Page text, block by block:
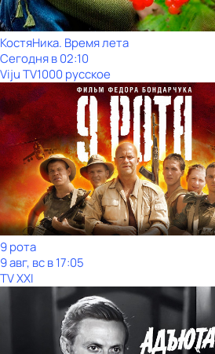
КостяНика. Время лета
Сегодня в 02:10
Viju TV1000 русское
9 рота
9 авг, вс в 17:05
TV XXI